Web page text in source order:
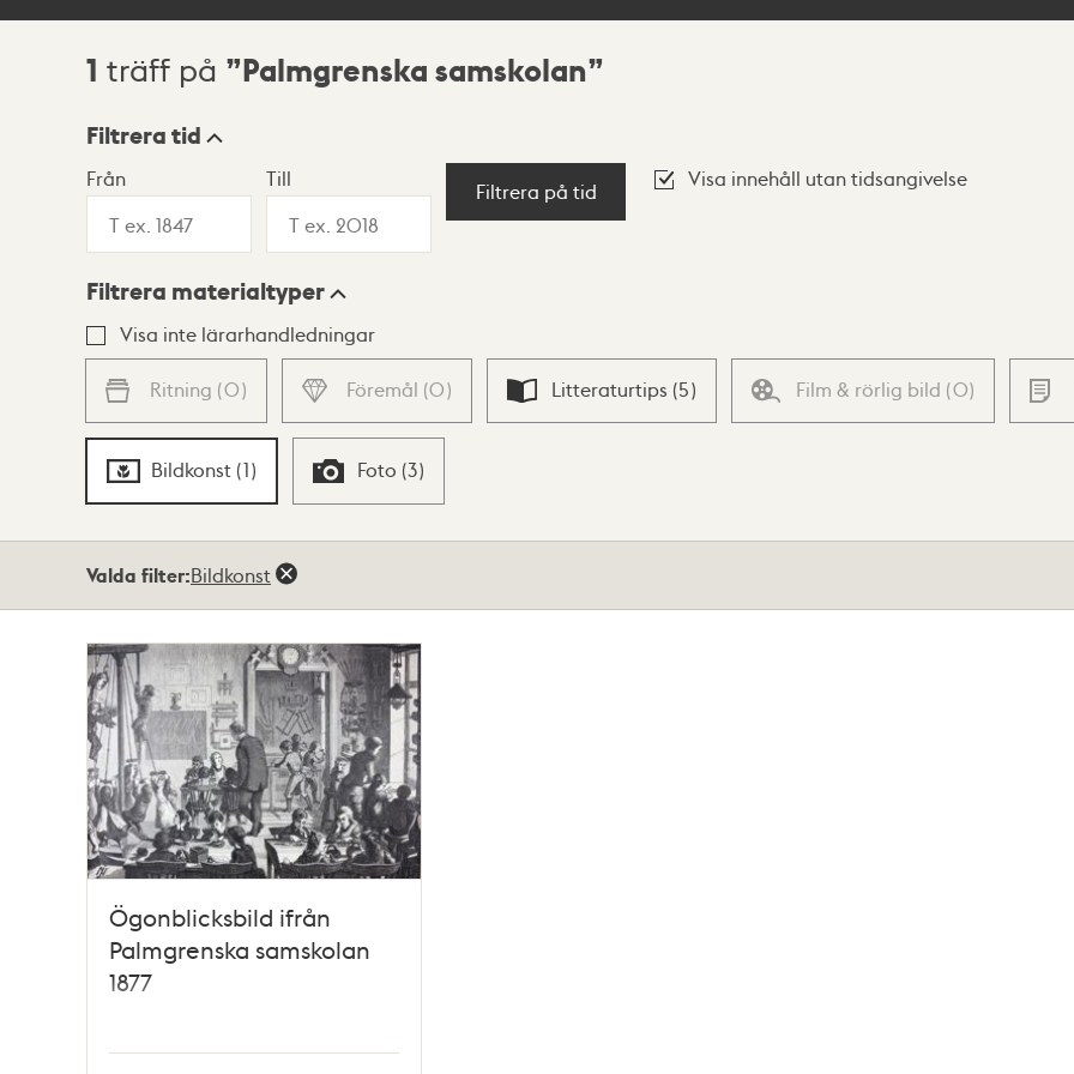
Sökresultat
1 träff på Palmgrenska samskolan
Visningsläge
Lista Karta
Filtrera tid
Från Till
Filtrera på tid
Visa innehåll utan tidsangivelse
Filtrera materialtyper
Visa inte lärarhandledningar
Ritning (0) Föremål (0) Litteraturtips (5) Film & rörlig bild (0)
Bildkonst (1) Foto (3)
Valda filter:Bildkonst
Ögonblicksbild ifrån
Palmgrenska samskolan
1877